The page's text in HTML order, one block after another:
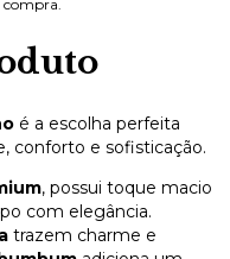
compra.
é a escolha perfeita
conforto e sofisticação.
, possui toque macio
com elegância.
trazem charme e